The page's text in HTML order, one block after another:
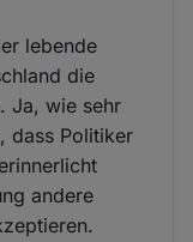
lebende
die
Ja, wie sehr
dass Politiker
andere